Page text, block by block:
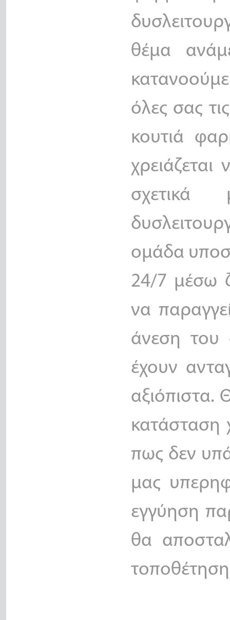
θέμα
κατανοούμε
όλες σας
κουτιά
ομάδα
24/7 μέσω
να
άνεση του
έχουν
αξιόπιστα.
κατάσταση
πως δεν
μας
εγγύηση
θα